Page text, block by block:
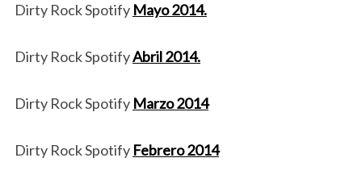
Dirty Rock Spotify Mayo 2014.
Dirty Rock SpotifyAbril 2014.
Dirty Rock Spotify Marzo 2014
Dirty Rock Spotify Febrero 2014